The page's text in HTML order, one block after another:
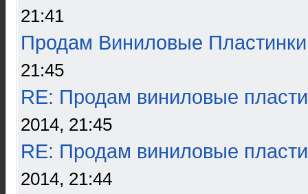
21:41
Продам Виниловые Пластинки
21:45
RE: Продам виниловые
2014, 21:45
RE: Продам виниловые
2014, 21:44